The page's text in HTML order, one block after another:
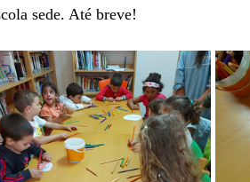
sede. Até breve!